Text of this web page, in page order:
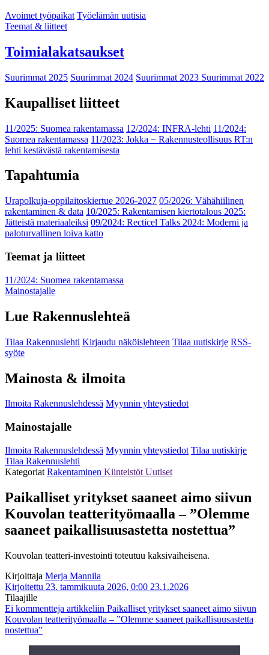
Avoimet työpaikat Työelämän uutisia
Teemat & liitteet
Toimialakatsaukset
Suurimmat 2025 Suurimmat 2024 Suurimmat 2023 Suurimmat 2022
Kaupalliset liitteet
11/2025: Suomea rakentamassa 12/2024: INFRA-lehti 11/2024:
Suomea rakentamassa 11/2023: Jokka − Rakennusteollisuus RT:n
lehti kestävästä rakentamisesta
Tapahtumia
Urapolkuja-oppilaitoskiertue 2026-2027 05/2026: Vähähiilinen
rakentaminen & data 10/2025: Rakentamisen kiertotalous 2025:
Jätteistä materiaaleiksi 09/2024: Recticel Talks 2024: Moderni ja
paloturvallinen loiva katto
Teemat ja liitteet
11/2024: Suomea rakentamassa
Mainostajalle
Lue Rakennuslehteä
Tilaa Rakennuslehti Kirjaudu näköislehteen Tilaa uutiskirje RSS-
syöte
Mainosta & ilmoita
Ilmoita Rakennuslehdessä Myynnin yhteystiedot
Mainostajalle
Ilmoita Rakennuslehdessä Myynnin yhteystiedot Tilaa uutiskirje
Tilaa Rakennuslehti
Kategoriat Rakentaminen Kiinteistöt Uutiset
Paikalliset yritykset saaneet aimo siivun
Kouvolan teatterityömaalla – ”Olemme
saaneet paikallisuusastetta nostettua”
Kouvolan teatteri-investointi toteutuu kaksivaiheisena.
Kirjoittaja Merja Mannila
Kirjoitettu 23. tammikuuta 2026, 0:00 23.1.2026
Tilaajille
Ei kommentteja artikkeliin Paikalliset yritykset saaneet aimo siivun
Kouvolan teatterityömaalla – ”Olemme saaneet paikallisuusastetta
nostettua”